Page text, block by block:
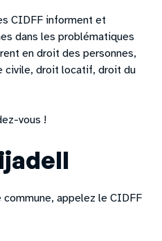
CIDFF informent et
dans les problématiques
en droit des personnes,
civile, droit locatif, droit du
vous !
appelez le CIDFF